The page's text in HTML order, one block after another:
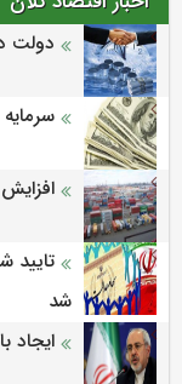
دولت
سرمایه
افزایش 69 درصدی صادرات ایران به نیجریه
تایید
شد
ایجاد